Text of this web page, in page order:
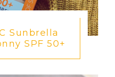
Sunbrella
SPF 50+